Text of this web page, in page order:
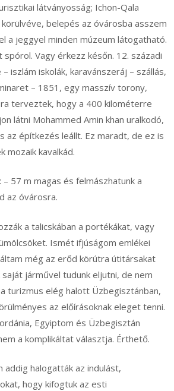
látványosság; Ichon-Qala
belepés az óvárosba asszem
a jeggyel minden múzeum látogatható.
spórol. Vagy érkezz későn. 12. századi
iszlám iskolák, karavánszeráj – szállás,
– 1851, egy masszív torony,
terveztek, hogy a 400 kilométerre
látni Mohammed Amin khan uralkodó,
az építkezés leállt. Ez maradt, de ez is
mozaik kavalkád.
– 57 m magas és felmászhatunk a
az óvárosra.
a talicskában a portékákat, vagy
Ismét ifjúságom emlékei
még az erőd körútra útitársakat
járművel tudunk eljutni, de nem
turizmus elég halott Üzbegisztánban,
az előírásoknak eleget tenni.
Egyiptom és Üzbegisztán
a komplikáltat választja. Érthető.
addig halogatták az indulást,
hogy kifogtuk az esti